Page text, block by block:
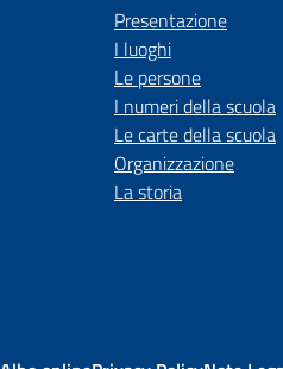
Presentazione
I luoghi
Le persone
I numeri della scuola
Le carte della scuola
Organizzazione
La storia